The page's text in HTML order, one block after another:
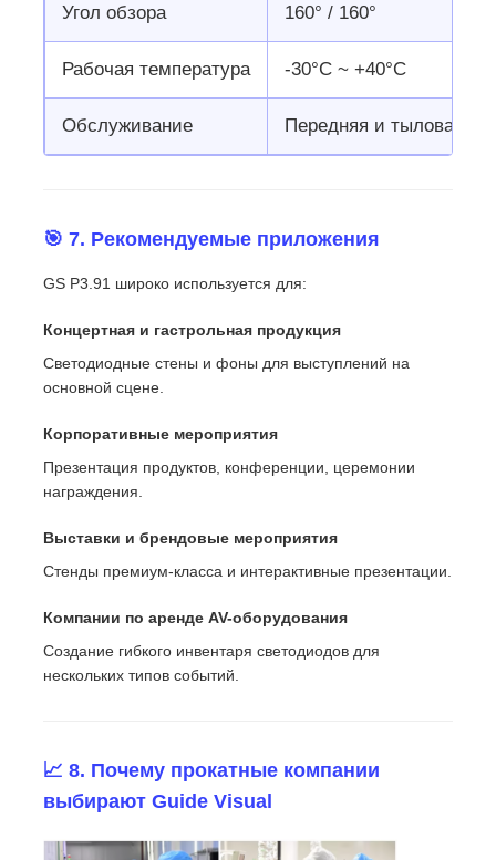
Угол обзора 160° / 160°
Рабочая температура -30°С ~ +40°С
Обслуживание Передняя и тыловая
🎯 7. Рекомендуемые приложения
GS P3.91 широко используется для:
Концертная и гастрольная продукция
Светодиодные стены и фоны для выступлений на
основной сцене.
Корпоративные мероприятия
Презентация продуктов, конференции, церемонии
награждения.
Выставки и брендовые мероприятия
Стенды премиум-класса и интерактивные презентации.
Компании по аренде AV-оборудования
Создание гибкого инвентаря светодиодов для
нескольких типов событий.
📈 8. Почему прокатные компании
выбирают Guide Visual